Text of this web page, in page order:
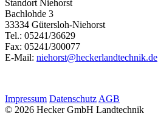
Standort Niehorst
Bachlohde 3
33334 Gütersloh-Niehorst
Tel.: 05241/36629
Fax: 05241/300077
E-Mail: niehorst@heckerlandtechnik.de
Impressum Datenschutz AGB
© 2026 Hecker GmbH Landtechnik